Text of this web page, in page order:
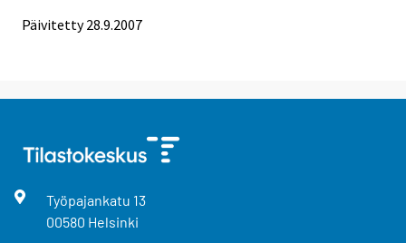
Päivitetty28.9.2007
Työpajankatu 13
00580 Helsinki